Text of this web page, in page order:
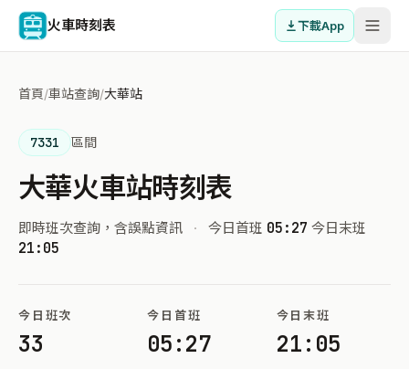
火車時刻表 下載App
首頁/車站查詢/大華站
7331 區間
大華火車站時刻表
即時班次查詢，含誤點資訊 · 今日首班 05:27 今日末班
21:05
今日班次
33
今日首班
05:27
今日末班
21:05